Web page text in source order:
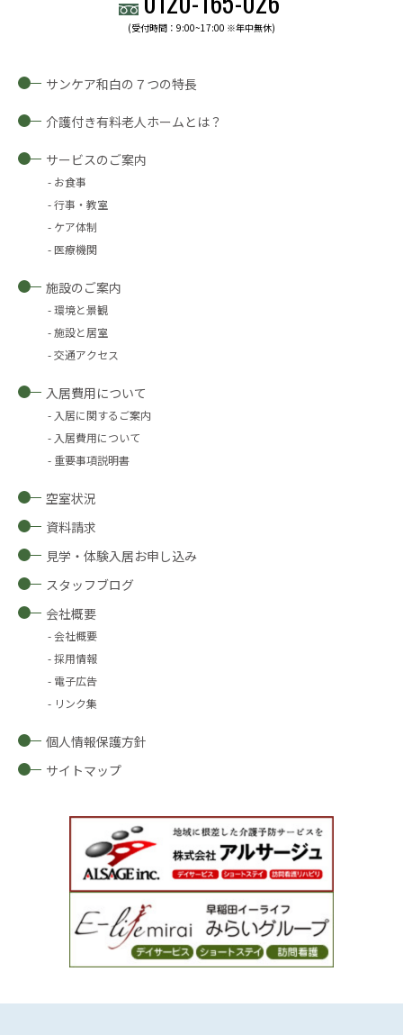
(受付時間：9:00~17:00 ※年中無休)
サンケア和白の７つの特長
介護付き有料老人ホームとは？
サービスのご案内
お食事
行事・教室
ケア体制
医療機関
施設のご案内
環境と景観
施設と居室
交通アクセス
入居費用について
入居に関するご案内
入居費用について
重要事項説明書
空室状況
資料請求
見学・体験入居お申し込み
スタッフブログ
会社概要
会社概要
採用情報
電子広告
リンク集
個人情報保護方針
サイトマップ